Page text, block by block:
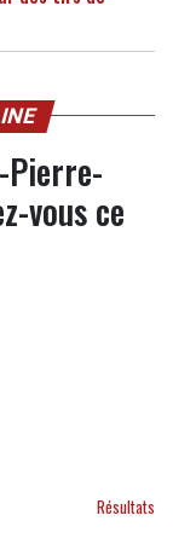
Pierre-
vous ce
Résultats